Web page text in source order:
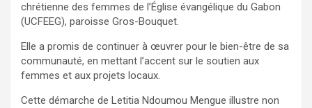
chrétienne des femmes de l’Église évangélique du Gabon
(UCFEEG), paroisse Gros-Bouquet.
Elle a promis de continuer à œuvrer pour le bien-être de sa
communauté, en mettant l’accent sur le soutien aux
femmes et aux projets locaux.
Cette démarche de Letitia Ndoumou Mengue illustre non